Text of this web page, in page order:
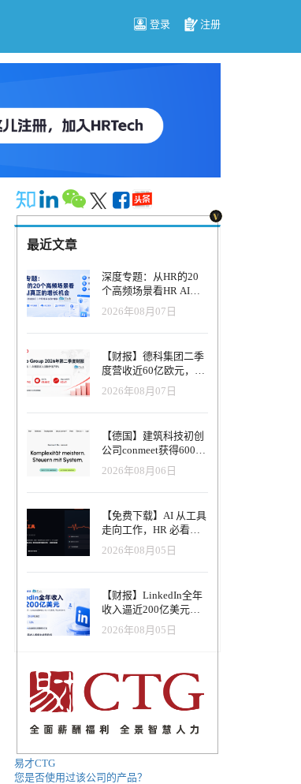
登录 注册
最近文章
深度专题：从HR的20
个高频场景看HR AI真
正的增长机会
2026年08月07日
【财报】德科集团二季
度营收近60亿欧元，其
中AI代理已覆盖50%收
入，招聘服务进入运营
重构阶段
2026年08月07日
【德国】建筑科技初创
公司conmeet获得600万
欧元种子轮融资，用于
打造面向贸易和建筑行
业的AI操作系统
2026年08月06日
【免费下载】AI 从工具
走向工作，HR 必看五
大变革｜2026 年 8 月
HRTech 行业观察报告
2026年08月05日
【财报】LinkedIn全年
收入逼近200亿美元，
AI招聘产品进入规模化
应用阶段
2026年08月05日
易才CTG
您是否使用过该公司的产品？